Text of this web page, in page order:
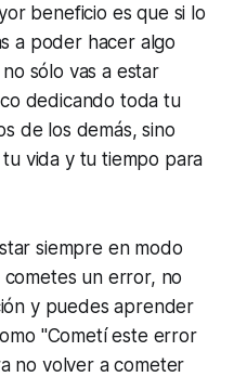
beneficio es que si lo
a poder hacer algo
sólo vas a estar
dedicando toda tu
de los demás, sino
vida y tu tiempo para
siempre en modo
un error, no
y puedes aprender
"Cometí este error
no volver a cometer